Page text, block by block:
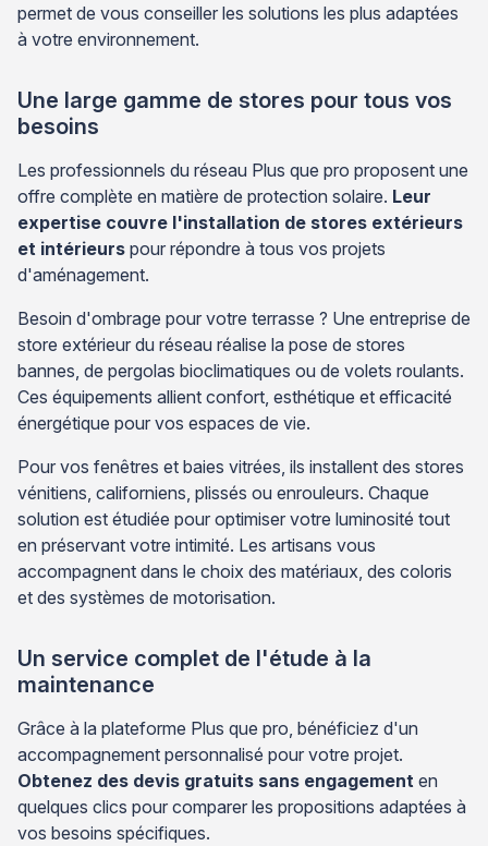
permet de vous conseiller les solutions les plus adaptées
à votre environnement.
Une large gamme de stores pour tous vos
besoins
Les professionnels du réseau Plus que pro proposent une
offre complète en matière de protection solaire. Leur
expertise couvre l'installation de stores extérieurs
et intérieurs pour répondre à tous vos projets
d'aménagement.
Besoin d'ombrage pour votre terrasse ? Une entreprise de
store extérieur du réseau réalise la pose de stores
bannes, de pergolas bioclimatiques ou de volets roulants.
Ces équipements allient confort, esthétique et efficacité
énergétique pour vos espaces de vie.
Pour vos fenêtres et baies vitrées, ils installent des stores
vénitiens, californiens, plissés ou enrouleurs. Chaque
solution est étudiée pour optimiser votre luminosité tout
en préservant votre intimité. Les artisans vous
accompagnent dans le choix des matériaux, des coloris
et des systèmes de motorisation.
Un service complet de l'étude à la
maintenance
Grâce à la plateforme Plus que pro, bénéficiez d'un
accompagnement personnalisé pour votre projet.
Obtenez des devis gratuits sans engagement en
quelques clics pour comparer les propositions adaptées à
vos besoins spécifiques.